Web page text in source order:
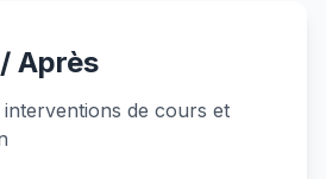
Après
interventions de cours et